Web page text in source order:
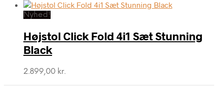
Nyhed!
Højstol Click Fold 4i1 Sæt Stunning
Black
2.899,00 kr.